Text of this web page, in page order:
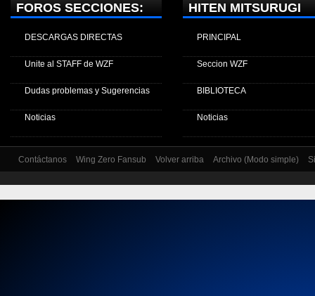
FOROS SECCIONES:
DESCARGAS DIRECTAS
Unite al STAFF de WZF
Dudas problemas y Sugerencias
Noticias
HITEN MITSURUGI
PRINCIPAL
Seccion WZF
BIBLIOTECA
Noticias
Contáctanos Wing Zero Fansub Volver arriba Archivo (Modo simple)